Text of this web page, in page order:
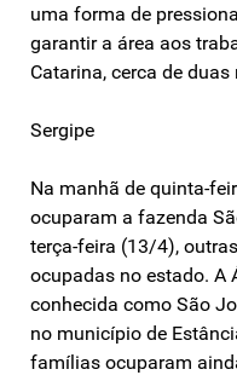
uma forma de
garantir a área aos
Catarina, cerca de
Sergipe
Na manhã de quinta-
ocuparam a fazenda
terça-feira (13/4),
ocupadas no estado. A
conhecida como São
no município de
famílias ocuparam